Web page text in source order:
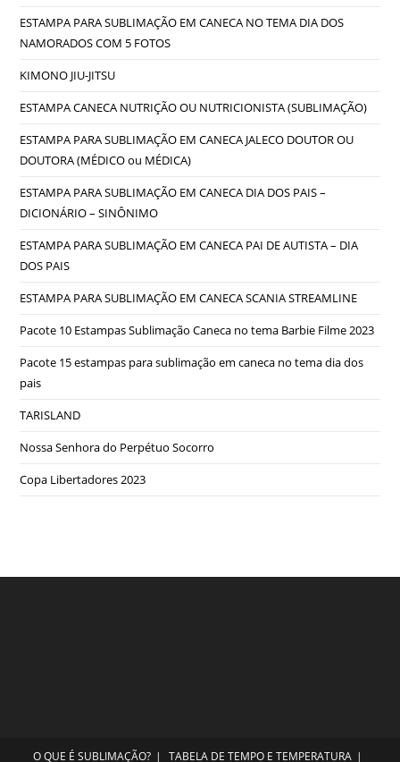
ESTAMPA PARA SUBLIMAÇÃO EM CANECA NO TEMA DIA DOS
NAMORADOS COM 5 FOTOS
KIMONO JIU-JITSU
ESTAMPA CANECA NUTRIÇÃO OU NUTRICIONISTA (SUBLIMAÇÃO)
ESTAMPA PARA SUBLIMAÇÃO EM CANECA JALECO DOUTOR OU
DOUTORA (MÉDICO ou MÉDICA)
ESTAMPA PARA SUBLIMAÇÃO EM CANECA DIA DOS PAIS –
DICIONÁRIO – SINÔNIMO
ESTAMPA PARA SUBLIMAÇÃO EM CANECA PAI DE AUTISTA – DIA
DOS PAIS
ESTAMPA PARA SUBLIMAÇÃO EM CANECA SCANIA STREAMLINE
Pacote 10 Estampas Sublimação Caneca no tema Barbie Filme 2023
Pacote 15 estampas para sublimação em caneca no tema dia dos
pais
TARISLAND
Nossa Senhora do Perpétuo Socorro
Copa Libertadores 2023
O QUE É SUBLIMAÇÃO? TABELA DE TEMPO E TEMPERATURA